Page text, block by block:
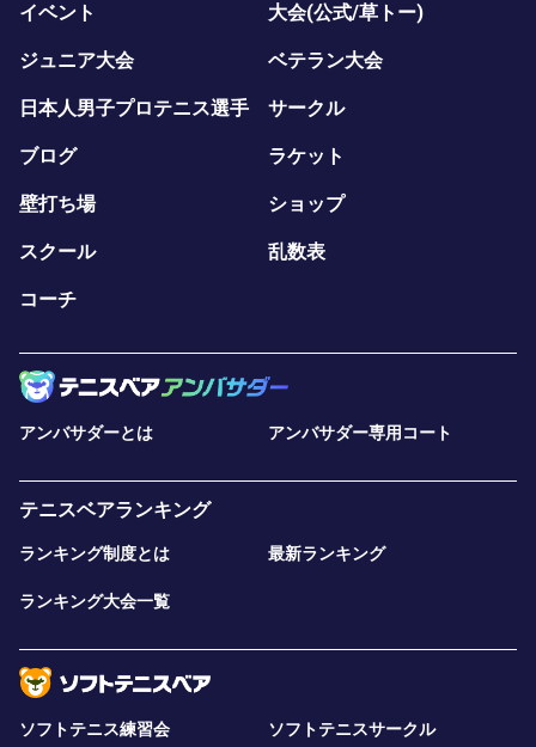
イベント 大会(公式/草トー)
ジュニア大会 ベテラン大会
日本人男子プロテニス選手 サークル
ブログ ラケット
壁打ち場 ショップ
スクール 乱数表
コーチ
アンバサダーとは アンバサダー専用コート
テニスベアランキング
ランキング制度とは 最新ランキング
ランキング大会一覧
ソフトテニス練習会 ソフトテニスサークル